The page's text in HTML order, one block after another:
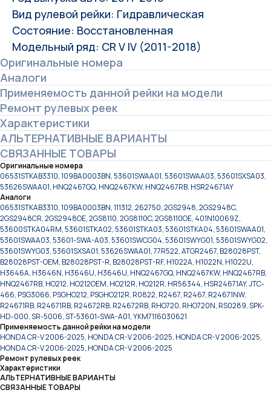
Вид рулевой рейки: Гидравлическая
Состояние: Восстановленная
Модельный ряд: CR V IV (2011-2018)
Оригинальные номера
Аналоги
Применяемость данной рейки на модели
Ремонт рулевых реек
Характеристики
АЛЬТЕРНАТИВНЫЕ ВАРИАНТЫ
СВЯЗАННЫЕ ТОВАРЫ
Оригинальные номера
06531STKAB3310, 109BA0003BN, 53601SWAA01, 53601SWAA03, 53601SXSA03,
53626SWAA01, HNQ2467GQ, HNQ2467KW, HNQ2467RB, HSR24671AY
Аналоги
06531STKAB3310, 109BA0003BN, 111312, 262750, 2GS2948, 2GS2948C,
2GS2948CR, 2GS2948OE, 2GS8110, 2GS8110C, 2GS8110OE, 401N10069Z,
53600STKA04RM, 53601STKA02, 53601STKA03, 53601STKA04, 53601SWAA01,
53601SWAA03, 53601-SWA-A03, 53601SWCG04, 53601SWYG01, 53601SWYG02,
53601SWYG03, 53601SXSA01, 53626SWAA01, 77R522, ATGR2467, B28028PST,
B28028PST-OEM, B28028PST-R, B28028PST-RF, H1022A, H1022N, H1022U,
H3646A, H3646N, H3646U, H3646U, HNQ2467GQ, HNQ2467KW, HNQ2467RB,
HNQ2467RB, HO212, HO212OEM, HO212R, HO212R, HR56344, HSR24671AY, JTC-
466, PSG3066, PSGHO212, PSGHO212R, R0822, R2467, R2467, R24671NW,
R24671RB, R24671RB, R24672RB, R24672RB, RHO720, RHO720N, RS0289, SPK-
HD-000, SR-5006, ST-53601-SWA-A01, YKM7116030621
Применяемость данной рейки на модели
HONDA CR-V 2006-2025, HONDA CR-V 2006-2025, HONDA CR-V 2006-2025,
HONDA CR-V 2006-2025, HONDA CR-V 2006-2025
Ремонт рулевых реек
Характеристики
АЛЬТЕРНАТИВНЫЕ ВАРИАНТЫ
СВЯЗАННЫЕ ТОВАРЫ